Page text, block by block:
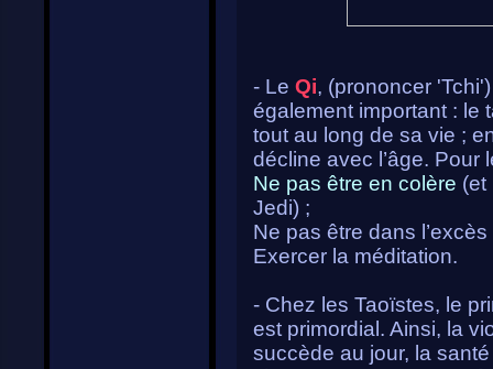
- Le Qi, (prononcer
également important : le
tout au long de sa vie ;
décline avec l’âge. Pour
Ne pas être en colère (et
Jedi) ;
Ne pas être dans l’excès
Exercer la méditation.
- Chez les Taoïstes, le
est primordial. Ainsi, la
succède au jour, la